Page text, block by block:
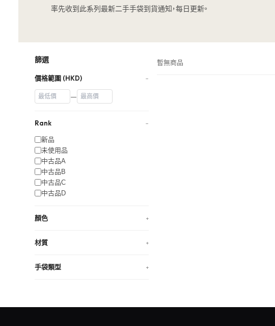
率先收到此系列最新二手手袋到貨通知，每日更新。
篩選
價格範圍 (HKD) −
—
Rank −
新品
未使用品
中古品A
中古品B
中古品C
中古品D
顏色 +
材質 +
手袋類型 +
暫無商品